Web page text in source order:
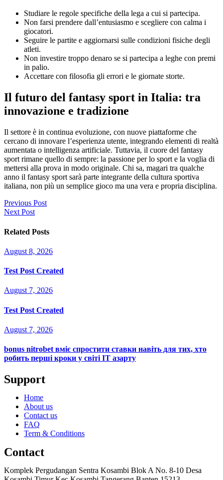
Studiare le regole specifiche della lega a cui si partecipa.
Non farsi prendere dall’entusiasmo e scegliere con calma i
giocatori.
Seguire le partite e aggiornarsi sulle condizioni fisiche degli
atleti.
Non investire troppo denaro se si partecipa a leghe con premi
in palio.
Accettare con filosofia gli errori e le giornate storte.
Il futuro del fantasy sport in Italia: tra
innovazione e tradizione
Il settore è in continua evoluzione, con nuove piattaforme che
cercano di innovare l’esperienza utente, integrando elementi di realtà
aumentata o intelligenza artificiale. Tuttavia, il cuore del fantasy
sport rimane quello di sempre: la passione per lo sport e la voglia di
mettersi alla prova in modo originale. Chi sa, magari tra qualche
anno il fantasy sport sarà parte integrante della cultura sportiva
italiana, non più un semplice gioco ma una vera e propria disciplina.
Post
navigation
Previous Post
Next Post
Related Posts
August 8, 2026
Test Post Created
August 7, 2026
Test Post Created
August 7, 2026
bonus nitrobet вміє спростити ставки навіть для тих, хто
робить перші кроки у світі ІТ азарту
Support
Home
About us
Contact us
FAQ
Term & Conditions
Contact
Komplek Pergudangan Sentra Kosambi Blok A No. 8-10 Desa